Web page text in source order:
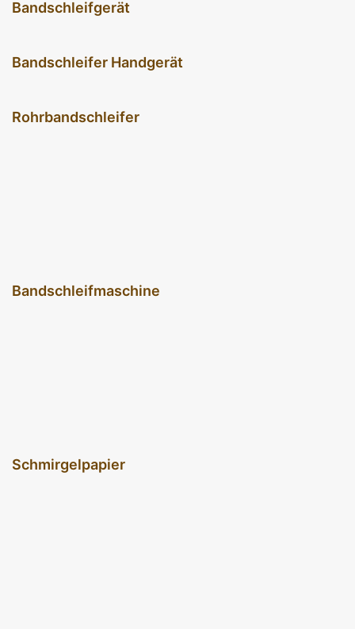
Bandschleifgerät
Bandschleifer Handgerät
Rohrbandschleifer
Bandschleifmaschine
Schmirgelpapier